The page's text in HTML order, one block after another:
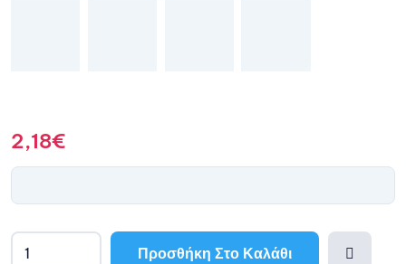
2,18€
Προσθήκη Στο Καλάθι